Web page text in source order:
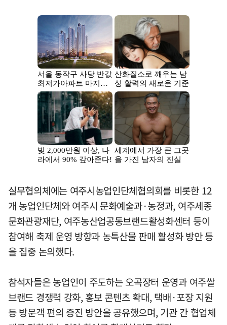
실무협의체에는 여주시농업인단체협의회를 비롯한 12
개 농업인단체와 여주시 문화예술과·농정과, 여주세종
문화관광재단, 여주농산업공동브랜드활성화센터 등이
참여해 축제 운영 방향과 농특산물 판매 활성화 방안 등
을 집중 논의했다.
참석자들은 농업인이 주도하는 오곡장터 운영과 여주쌀
브랜드 경쟁력 강화, 홍보 콘텐츠 확대, 택배·포장 지원
등 방문객 편의 증진 방안을 공유했으며, 기관 간 협업체